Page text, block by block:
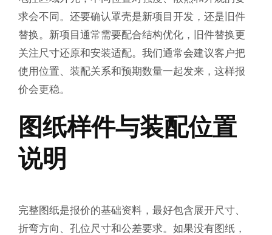
求会不同。还要确认罩壳是新项目开发，还是旧件
替换。新项目通常需要配合结构优化，旧件替换更
关注尺寸还原和安装适配。我们通常会建议客户把
使用位置、装配关系和预期数量一起发来，这样报
价会更稳。
图纸样件与装配位置
说明
完整图纸是报价的基础资料，最好包含展开尺寸、
折弯方向、孔位尺寸和公差要求。如果没有图纸，